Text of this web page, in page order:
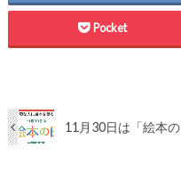
Pocket
11月30日は「絵本